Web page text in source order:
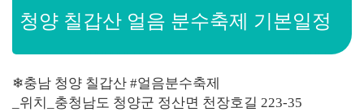
청양 칠갑산 얼음 분수축제 기본일정
❄충남 청양 칠갑산 #얼음분수축제
_위치_충청남도 청양군 정산면 천장호길 223-35